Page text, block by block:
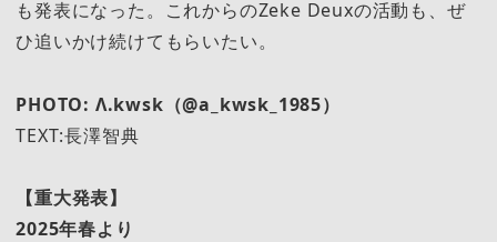
も発表になった。これからのZeke Deuxの活動も、ぜ
ひ追いかけ続けてもらいたい。
PHOTO: Λ.kwsk（@a_kwsk_1985）
TEXT:長澤智典
【重大発表】
2025年春より